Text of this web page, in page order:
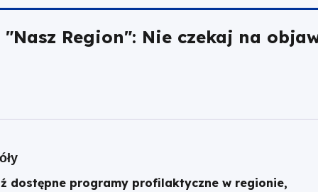
Region": Nie czekaj na
dostępne programy profilaktyczne w regionie,